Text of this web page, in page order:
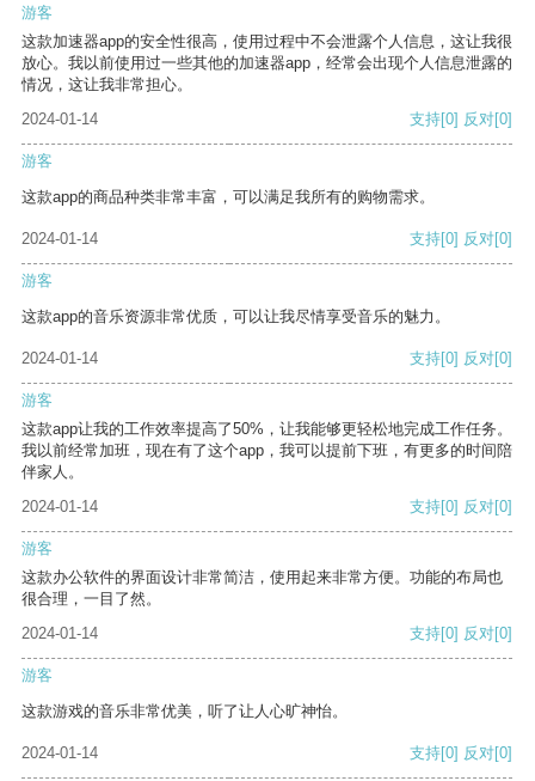
游客
这款加速器app的安全性很高，使用过程中不会泄露个人信息，这让我很
放心。我以前使用过一些其他的加速器app，经常会出现个人信息泄露的
情况，这让我非常担心。
2024-01-14
支持[0] 反对[0]
游客
这款app的商品种类非常丰富，可以满足我所有的购物需求。
2024-01-14 支持[0] 反对[0]
游客
这款app的音乐资源非常优质，可以让我尽情享受音乐的魅力。
2024-01-14 支持[0] 反对[0]
游客
这款app让我的工作效率提高了50%，让我能够更轻松地完成工作任务。
我以前经常加班，现在有了这个app，我可以提前下班，有更多的时间陪
伴家人。
2024-01-14
支持[0] 反对[0]
游客
这款办公软件的界面设计非常简洁，使用起来非常方便。功能的布局也
很合理，一目了然。
2024-01-14
支持[0] 反对[0]
游客
这款游戏的音乐非常优美，听了让人心旷神怡。
2024-01-14 支持[0] 反对[0]